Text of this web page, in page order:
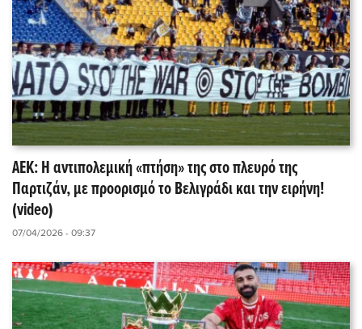
ΑΕΚ: Η αντιπολεμική «πτήση» της στο πλευρό της
Παρτιζάν, με προορισμό το Βελιγράδι και την ειρήνη!
(video)
07/04/2026 - 09:37